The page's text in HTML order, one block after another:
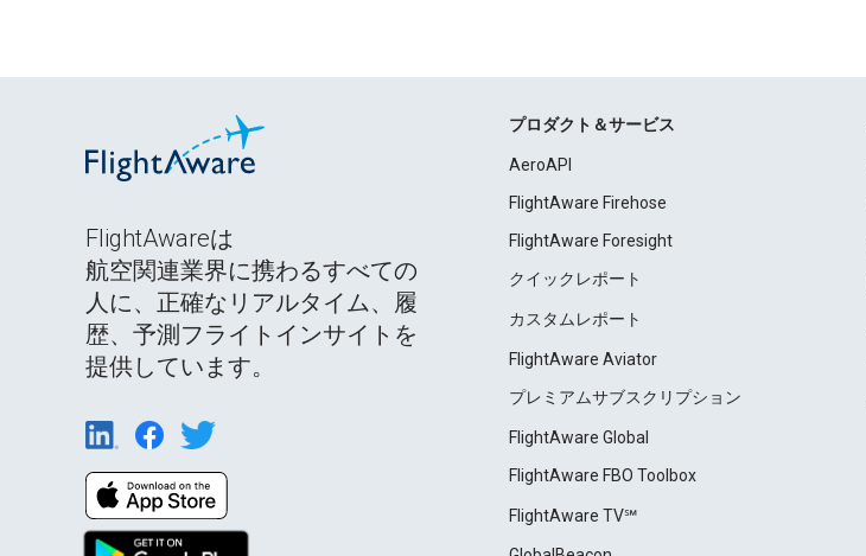
FlightAwareは
航空関連業界に携わるすべての
人に、正確なリアルタイム、履
歴、予測フライトインサイトを
提供しています。
プロダクト＆サービス
AeroAPI
FlightAware Firehose
FlightAware Foresight
クイックレポート
カスタムレポート
FlightAware Aviator
プレミアムサブスクリプション
FlightAware Global
FlightAware FBO Toolbox
FlightAware TV℠